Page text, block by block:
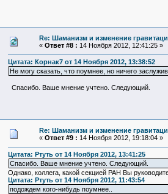
Re: Шаманизм и изменение
« Ответ #8 : 14 Ноября 2012, 12:41:25 »
Цитата: Корнак7 от 14 Ноября 2012, 13:38:52
Не могу сказать, что поумнее, но ничего
Спасибо. Ваше мнение учтено. Следующий.
Re: Шаманизм и изменение
« Ответ #9 : 14 Ноября 2012, 19:18:04 »
Цитата: Ртуть от 14 Ноября 2012, 13:41:25
Спасибо. Ваше мнение учтено. Следующий.
Однако, коллега, какой секцией РАН Вы
Цитата: Ртуть от 14 Ноября 2012, 11:43:54
подождем кого-нибудь поумнее..